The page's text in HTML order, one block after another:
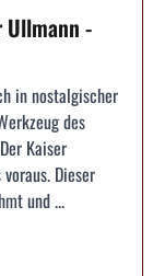
Ullmann -
in nostalgischer
des
Kaiser
Dieser
und ...